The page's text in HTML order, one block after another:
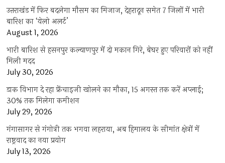
उत्तराखंड में फिर बदलेगा मौसम का मिजाज, देहरादून समेत 7 जिलों में भारी
बारिश का ‘येलो अलर्ट’
August 1, 2026
भारी बारिश से हसनपुर कल्याणपुर में दो मकान गिरे, बेघर हुए परिवारों को नहीं
मिली मदद
July 30, 2026
डाक विभाग दे रहा फ्रेंचाइजी खोलने का मौका, 15 अगस्त तक करें अप्लाई;
30% तक मिलेगा कमीशन
July 29, 2026
गंगासागर से गंगोत्री तक भगवा लहराया, अब हिमालय के सीमांत क्षेत्रों में
राष्ट्रवाद का नया प्रयोग
July 13, 2026